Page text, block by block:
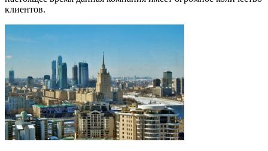
клиентов.